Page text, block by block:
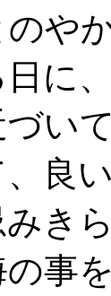
のや
に
い
良
き
の事